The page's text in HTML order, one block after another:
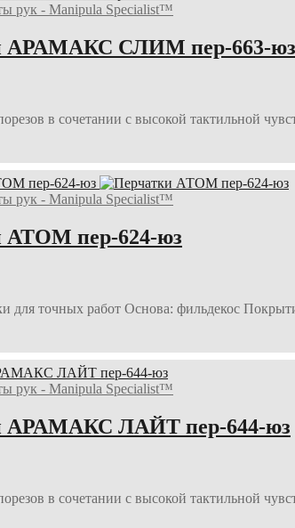
рук - Manipula Specialist™
АРАМАКС СЛИМ пер-663-юз
в сочетании с высокой тактильной
рук - Manipula Specialist™
АТОМ пер-624-юз
для точных работ Основа: фильдекос
рук - Manipula Specialist™
АРАМАКС ЛАЙТ пер-644-юз
в сочетании с высокой тактильной